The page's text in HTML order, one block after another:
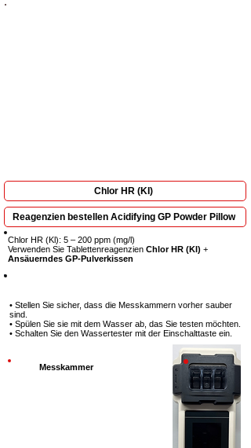
Chlor HR (KI)
Reagenzien bestellen Acidifying GP Powder Pillow
Chlor HR (Kl): 5 – 200 ppm (mg/l)
Verwenden Sie Tablettenreagenzien Chlor HR (KI) +
Ansäuerndes GP-Pulverkissen
• Stellen Sie sicher, dass die Messkammern vorher sauber
sind.
• Spülen Sie sie mit dem Wasser ab, das Sie testen möchten.
• Schalten Sie den Wassertester mit der Einschalttaste ein.
Messkammer